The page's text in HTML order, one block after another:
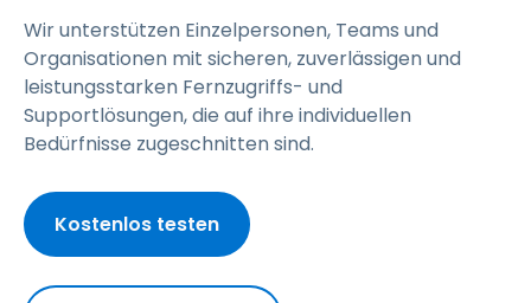
Wir unterstützen Einzelpersonen, Teams und
Organisationen mit sicheren, zuverlässigen und
leistungsstarken Fernzugriffs- und
Supportlösungen, die auf ihre individuellen
Bedürfnisse zugeschnitten sind.
Kostenlos testen